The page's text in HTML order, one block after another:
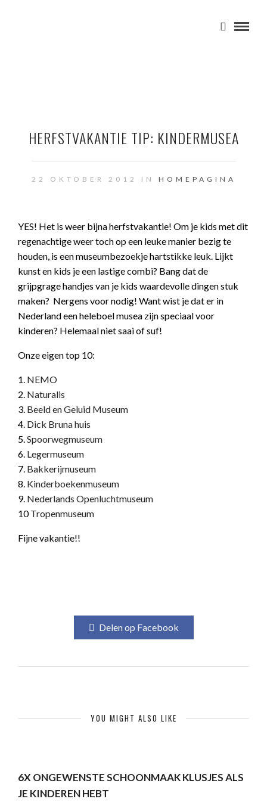
HERFSTVAKANTIE TIP: KINDERMUSEA
22 OKTOBER 2012 IN HOMEPAGINA
YES! Het is weer bijna herfstvakantie! Om je kids met dit
regenachtige weer toch op een leuke manier bezig te
houden, is een museumbezoekje hartstikke leuk. Lijkt
kunst en kids je een lastige combi? Bang dat de
grijpgrage handjes van je kids waardevolle dingen stuk
maken? Nergens voor nodig! Want wist je dat er in
Nederland een heleboel musea zijn speciaal voor
kinderen? Helemaal niet saai of suf!
Onze eigen top 10:
1. NEMO
2. Naturalis
3. Beeld en Geluid Museum
4. Dick Bruna huis
5.Spoorwegmuseum
6. Legermuseum
7. Bakkerijmuseum
8. Kinderboekenmuseum
9. Nederlands Openluchtmuseum
10Tropenmuseum
Fijne vakantie!!
Delen op Facebook
YOU MIGHT ALSO LIKE
6X ONGEWENSTE SCHOONMAAK KLUSJES ALS
JE KINDEREN HEBT